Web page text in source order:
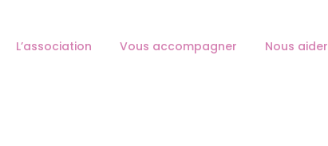
L’association Vous accompagner Nous aider
HESPÉRANGES
VOUS ACCOMPAGNER